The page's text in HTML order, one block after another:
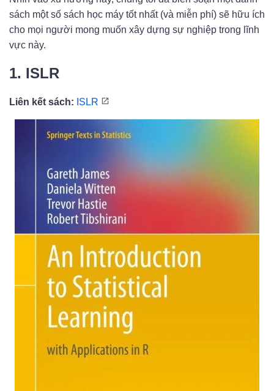
sách một số sách học máy tốt nhất (và miễn phí) sẽ hữu ích
cho mọi người mong muốn xây dựng sự nghiệp trong lĩnh
vực này.
1. ISLR
Liên kết sách: ISLR